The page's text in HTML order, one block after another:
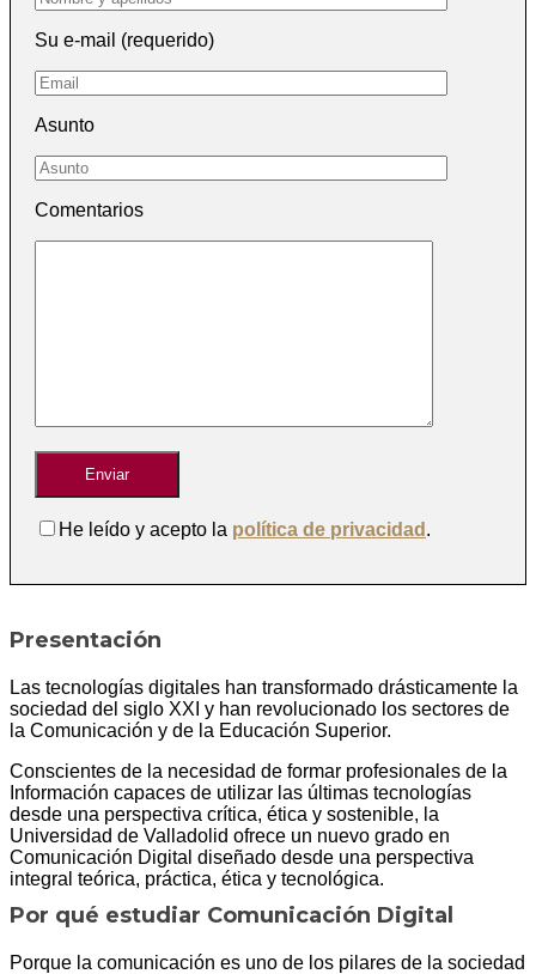
Su e-mail (requerido)
Asunto
Comentarios
He leído y acepto la política de privacidad .
Presentación
Las tecnologías digitales han transformado drásticamente la
sociedad del siglo XXI y han revolucionado los sectores de
la Comunicación y de la Educación Superior.
Conscientes de la necesidad de formar profesionales de la
Información capaces de utilizar las últimas tecnologías
desde una perspectiva crítica, ética y sostenible, la
Universidad de Valladolid ofrece un nuevo grado en
Comunicación Digital diseñado desde una perspectiva
integral teórica, práctica, ética y tecnológica.
Por qué estudiar Comunicación Digital
Porque la comunicación es uno de los pilares de la sociedad